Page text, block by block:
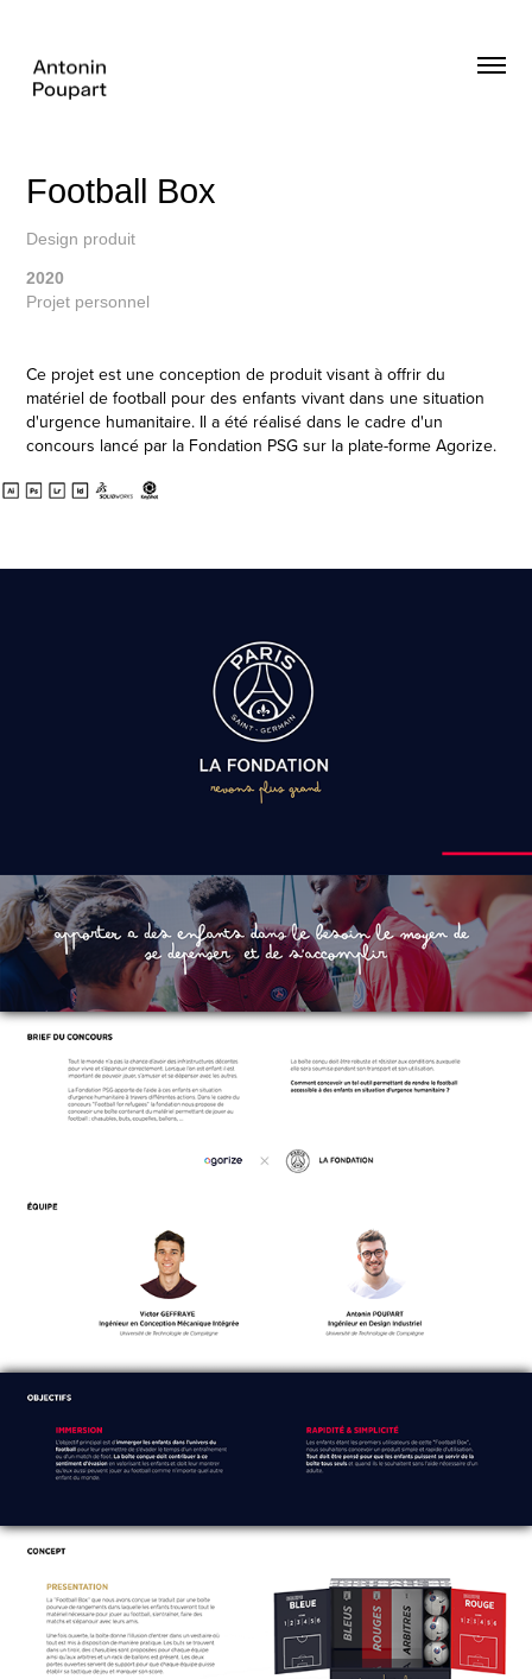
Football Box
Design produit
2020
Projet personnel
Ce projet est une conception de produit visant à offrir du
matériel de football pour des enfants vivant dans une situation
d'urgence humanitaire. Il a été réalisé dans le cadre d'un
concours lancé par la Fondation PSG sur la plate-forme Agorize.